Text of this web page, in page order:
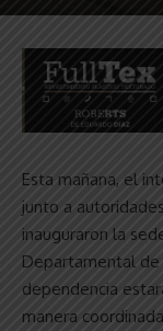
Esta mañana, el
junto a
inauguraron la
Departamental de
dependencia
manera